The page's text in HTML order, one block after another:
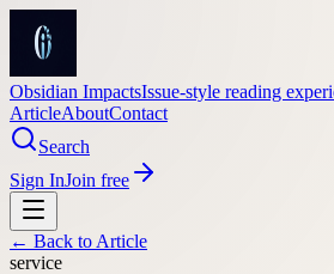
Obsidian ImpactsIssue-style reading
ArticleAboutContact
Search
Sign InJoin free
← Back to Article
service